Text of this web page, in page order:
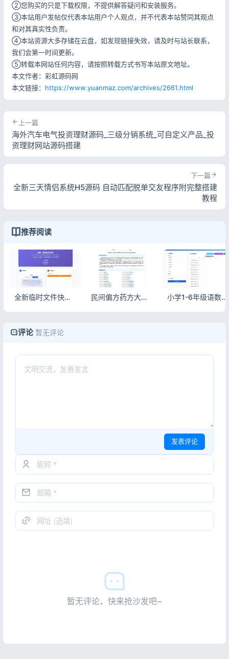
②您购买的只是下载权限，不提供解答疑问和安装服务。
③本站用户发帖仅代表本站用户个人观点，并不代表本站赞同其观点
和对其真实性负责。
④本站资源大多存储在云盘，如发现链接失效，请及时与站长联系，
我们会第一时间更新。
⑤转载本网站任何内容，请按照转载方式书写本站原文地址。
本文作者：彩虹源码网
本文链接： https://www.yuanmaz.com/archives/2661.html
上一篇
海外汽车电气投资理财源码_三级分销系统_可自定义产品_投
资理财网站源码搭建
下一篇
全新三天情侣系统H5源码 自动匹配脱单交友程序附完整搭建
教程
推荐阅读
全新临时文件快传网盘系统源码 全开源无加密 一键搭建附带详细部署教程 民间偏方药方大全网站整站源码 PHP完整版自带全站采集数据可直接运营 小学1-6年级语数英作业出题网站源码 自动出题PDF打印布置系统
评论 暂无评论
发表评论
暂无评论，快来抢沙发吧~